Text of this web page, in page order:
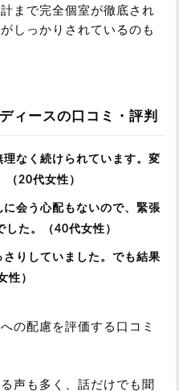
まで完全個室が徹底され
しっかりされているのも
ィースの口コミ・評判
なく続けられています。変
（20代女性）
会う心配もないので、緊張
した。（40代女性）
りしていました。でも結果
性）
の配慮を評価する口コミ
声も多く、話だけでも聞